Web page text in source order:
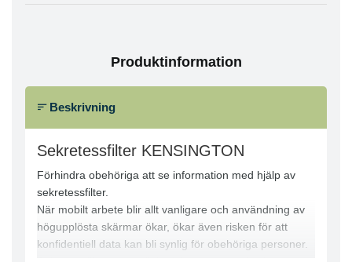
Produktinformation
Beskrivning
Sekretessfilter KENSINGTON
Förhindra obehöriga att se information med hjälp av
sekretessfilter.
När mobilt arbete blir allt vanligare och användning av
högupplösta skärmar ökar, ökar även risken för att
konfidentiell data kan bli synlig för obehöriga personer.